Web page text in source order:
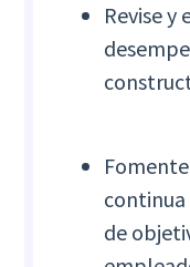
Revise
de